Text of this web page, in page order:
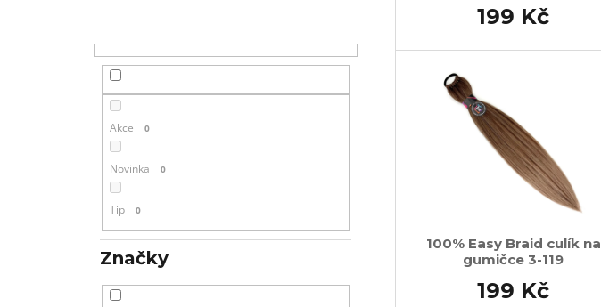
Akce 0
Novinka 0
Tip 0
Značky
199 Kč
100% Easy Braid culík na
gumičce 3-119
199 Kč